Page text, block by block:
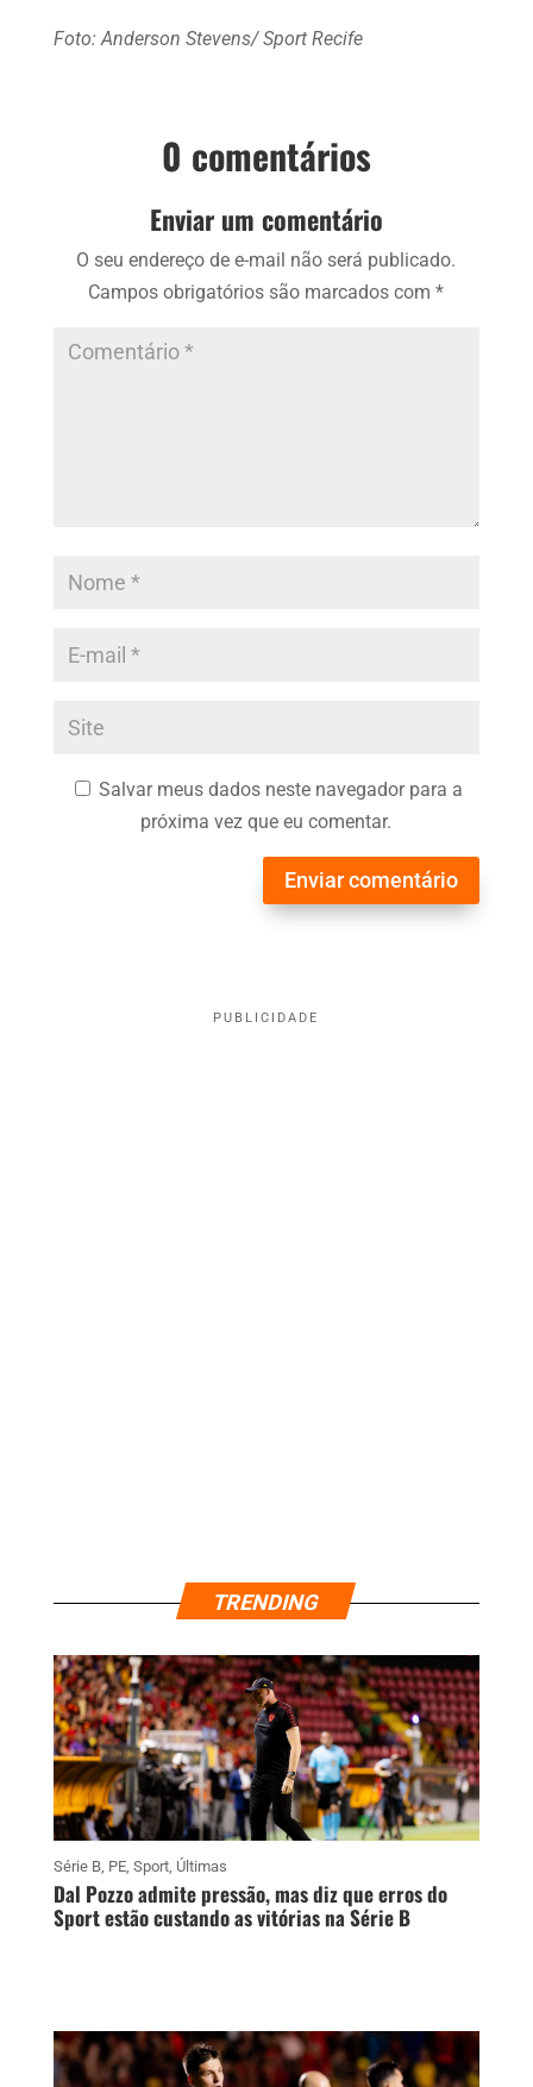
Foto: Anderson Stevens/ Sport Recife
0 comentários
Enviar um comentário
O seu endereço de e-mail não será publicado.
Campos obrigatórios são marcados com*
Salvar meus dados neste navegador para a
próxima vez que eu comentar.
Enviar comentário
PUBLICIDADE
TRENDING
Série B, PE, Sport, Últimas
Dal Pozzo admite pressão, mas diz que erros do
Sport estão custando as vitórias na Série B